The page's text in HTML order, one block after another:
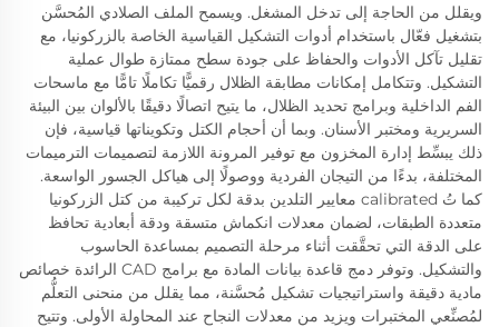
ويقلل من الحاجة إلى تدخل المشغل. ويسمح الملف الصلادي المُحسَّن
بتشغيل فعّال باستخدام أدوات التشكيل القياسية الخاصة بالزركونيا، مع
تقليل تآكل الأدوات والحفاظ على جودة سطح ممتازة طوال عملية
التشكيل. وتتكامل إمكانات مطابقة الظلال رقميًّا تكاملًا تامًّا مع ماسحات
الفم الداخلية وبرامج تحديد الظلال، ما يتيح اتصالًا دقيقًا بالألوان بين البيئة
السريرية ومختبر الأسنان. وبما أن أحجام الكتل وتكويناتها قياسية، فإن
ذلك يبسِّط إدارة المخزون مع توفير المرونة اللازمة لتصميمات الترميمات
المختلفة، بدءًا من التيجان الفردية ووصولًا إلى هياكل الجسور الواسعة.
كما تُ calibrated معايير التلدين بدقة لكل تركيبة من كتل الزركونيا
متعددة الطبقات، لضمان معدلات انكماش متسقة ودقة أبعادية تحافظ
على الدقة التي تحقَّقت أثناء مرحلة التصميم بمساعدة الحاسوب
والتشكيل. وتوفر دمج قاعدة بيانات المادة مع برامج CAD الرائدة خصائص
مادية دقيقة واستراتيجيات تشكيل مُحسَّنة، مما يقلل من منحنى التعلُّم
لمُصنِّعي المختبرات ويزيد من معدلات النجاح عند المحاولة الأولى. وتتيح